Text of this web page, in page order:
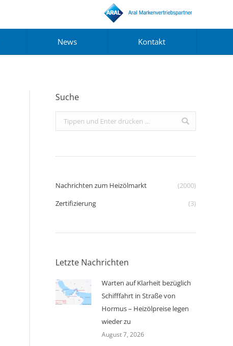
News Kontakt
Suche
Search:
Nachrichten zum Heizölmarkt
(2000)
Zertifizierung
(3)
Letzte Nachrichten
Warten auf Klarheit bezüglich
Schifffahrt in Straße von
Hormus – Heizölpreise legen
wieder zu
August 7, 2026